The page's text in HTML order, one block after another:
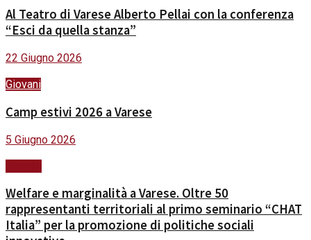
Al Teatro di Varese Alberto Pellai con la conferenza
“Esci da quella stanza”
22 Giugno 2026
Giovani
Camp estivi 2026 a Varese
5 Giugno 2026
Welfare e marginalità a Varese. Oltre 50
rappresentanti territoriali al primo seminario “CHAT
Italia” per la promozione di politiche sociali